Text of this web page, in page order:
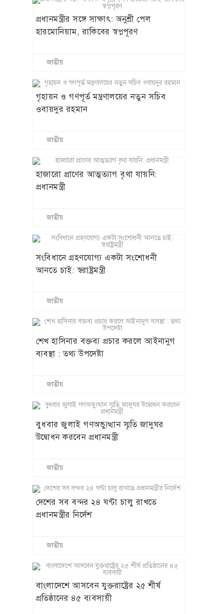
প্রধানমন্ত্রীর সঙ্গে সাক্ষাৎ: অনুশ্রী পেল
হারমোনিয়াম, রাকিবের স্বপ্নপূরণ
জাতীয়
গৃহায়ন ও গণপূর্ত মন্ত্রণালয়ের নতুন সচিব
ওবায়দুর রহমান
জাতীয়
হাজারো প্রাণের আত্মত্যাগ বৃথা যায়নি:
প্রধানমন্ত্রী
জাতীয়
সংবিধানে গ্রহণযোগ্য একটা সংশোধনী
আনতে চাই: স্বরাষ্ট্রমন্ত্রী
জাতীয়
শেখ হাসিনার বক্তব্য প্রচার করলে আইনানুগ
ব্যবস্থা : তথ্য উপদেষ্টা
জাতীয়
বুধবার জুলাই গণঅভ্যুত্থান স্মৃতি জাদুঘর
উদ্বোধন করবেন প্রধানমন্ত্রী
জাতীয়
দেশের সব বন্দর ২৪ ঘণ্টা চালু রাখতে
প্রধানমন্ত্রীর নির্দেশ
জাতীয়
বাংলাদেশে আসবেন যুক্তরাষ্ট্রের ২৫ শীর্ষ
প্রতিষ্ঠানের ৪৫ ব্যবসায়ী